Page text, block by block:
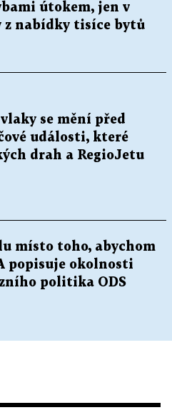
útokem, jen v
z nabídky tisíce bytů
se mění před
události, které
drah a RegioJetu
místo toho, abychom
popisuje okolnosti
politika ODS